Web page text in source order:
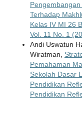
Terhadap
Kelas IV MI 26
Vol. 11 No. 1
Andi Uswatun
Wiratman,
Pemahaman
Sekolah Dasar
Pendidikan
Pendidikan